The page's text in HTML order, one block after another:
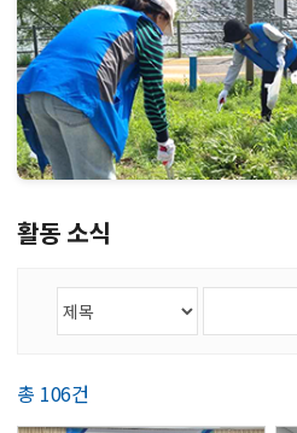
활동 소식
총 106건